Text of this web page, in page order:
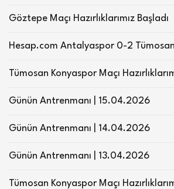
Göztepe Maçı Hazırlıklarımız Başladı
Hesap.com Antalyaspor 0-2
Tümosan Konyaspor Maçı
Günün Antrenmanı | 15.04.2026
Günün Antrenmanı | 14.04.2026
Günün Antrenmanı | 13.04.2026
Tümosan Konyaspor Maçı